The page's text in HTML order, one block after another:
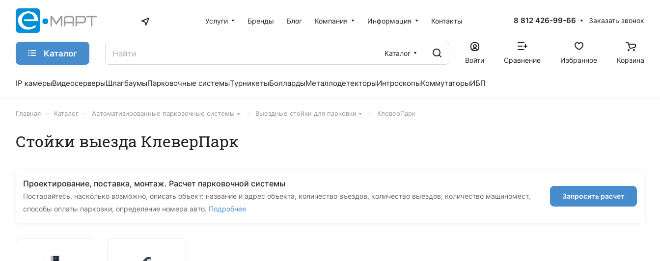
Услуги Бренды Блог Компания Информация Контакты 8 812 426-99-66 Заказать звонок
Каталог
Каталог
Войти
Сравнение Избранное Корзина
IP камерыВидеосерверыШлагбаумыПарковочные системыТурникетыБоллардыМеталлодетекторыИнтроскопыКоммутаторыИБП
Главная Каталог Автоматизированные парковочные системы Выездные стойки для парковки КлеверПарк
Стойки выезда КлеверПарк
Проектирование, поставка, монтаж. Расчет парковочной системы
Постарайтесь, насколько возможно, описать объект: название и адрес объекта, количество въездов, количество выездов, количество машиномест,
способы оплаты парковки, определение номера авто. Подробнее
Запросить расчет